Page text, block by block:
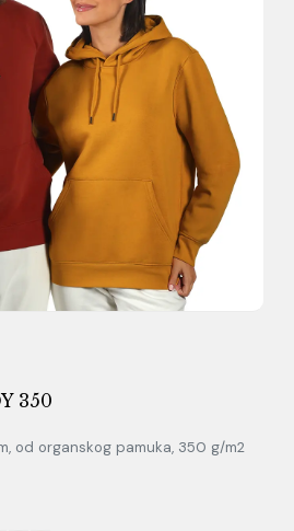
350
od organskog pamuka, 350 g/m2